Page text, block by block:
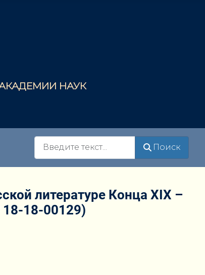
НАУК
Поиск
литературе Конца XIX –
18-00129)